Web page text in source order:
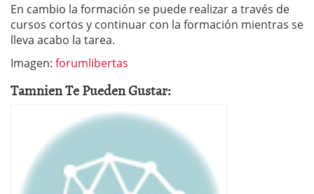
En cambio la formación se puede realizar a través de
cursos cortos y continuar con la formación mientras se
lleva acabo la tarea.
Imagen: forumlibertas
Tamnien Te Pueden Gustar: